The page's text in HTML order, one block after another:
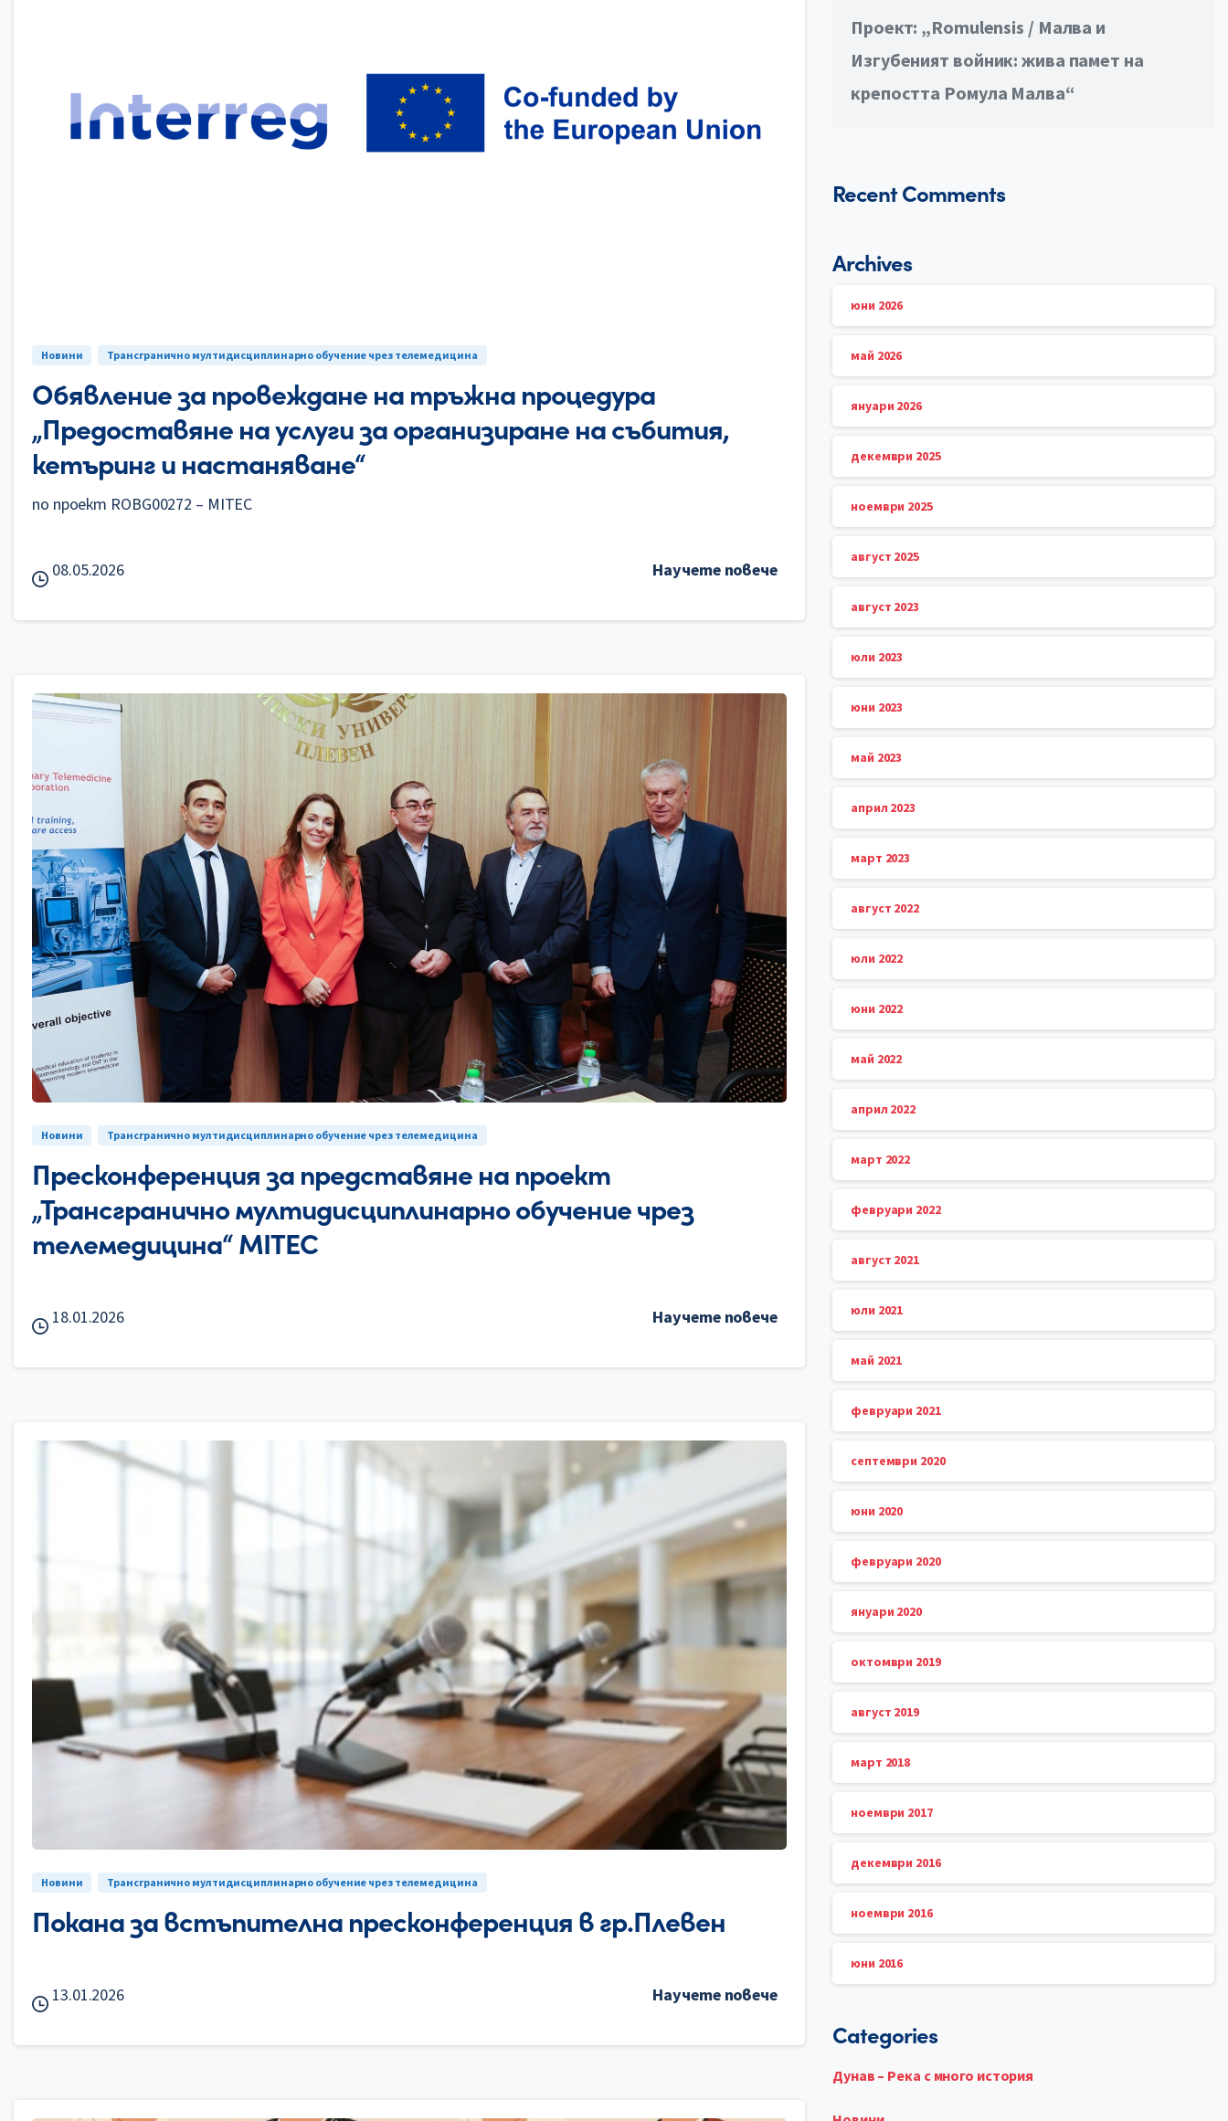
Новини Трансгранично мултидисциплинарно обучение чрез телемедицина
Обявление за провеждане на тръжна процедура
„Предоставяне на услуги за организиране на събития,
кетъринг и настаняване“
по проект ROBG00272 – MITEC
08.05.2026 Научете повече
0
Новини Трансгранично мултидисциплинарно обучение чрез телемедицина
Пресконференция за представяне на проект
„Трансгранично мултидисциплинарно обучение чрез
телемедицина“ MITEC
18.01.2026 Научете повече
0
Новини Трансгранично мултидисциплинарно обучение чрез телемедицина
Покана за встъпителна пресконференция в гр.Плевен
13.01.2026 Научете повече
Проект: „Romulensis / Малва и
Изгубеният войник: жива памет на
крепостта Ромула Малва“
Recent Comments
Archives
юни 2026
май 2026
януари 2026
декември 2025
ноември 2025
август 2025
август 2023
юли 2023
юни 2023
май 2023
април 2023
март 2023
август 2022
юли 2022
юни 2022
май 2022
април 2022
март 2022
февруари 2022
август 2021
юли 2021
май 2021
февруари 2021
септември 2020
юни 2020
февруари 2020
януари 2020
октомври 2019
август 2019
март 2018
ноември 2017
декември 2016
ноември 2016
юни 2016
Categories
Дунав – Река с много история